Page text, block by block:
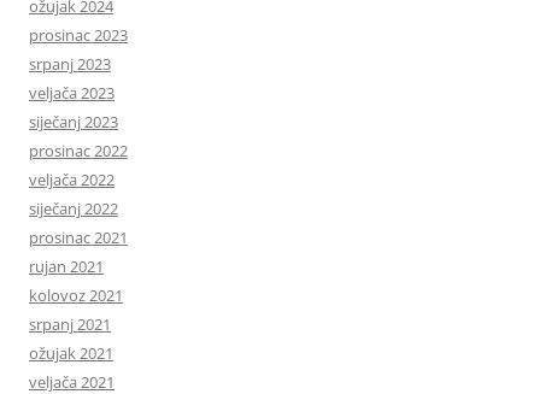
ožujak 2024
prosinac 2023
srpanj 2023
veljača 2023
siječanj 2023
prosinac 2022
veljača 2022
siječanj 2022
prosinac 2021
rujan 2021
kolovoz 2021
srpanj 2021
ožujak 2021
veljača 2021